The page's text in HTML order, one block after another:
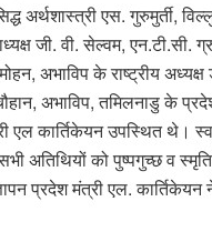
अर्थशास्त्री एस. गुरुमुर्ती,
जी. वी. सेल्वम,
अभाविप के राष्ट्रीय अध्यक्ष
अभाविप, तमिलनाडु के
एल कार्तिकेयन उपस्थित थे।
अतिथियों को पुष्पगुच्छ व
प्रदेश मंत्री एल. कार्तिकेयन